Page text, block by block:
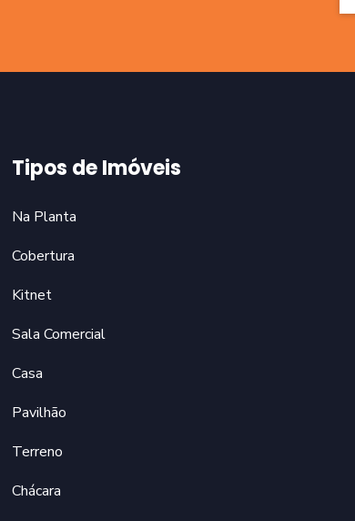
Tipos de Imóveis
Na Planta
Cobertura
Kitnet
Sala Comercial
Casa
Pavilhão
Terreno
Chácara